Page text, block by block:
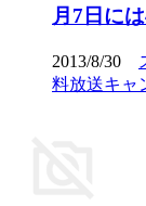
月7日に
2013/8/30
料放送キャ